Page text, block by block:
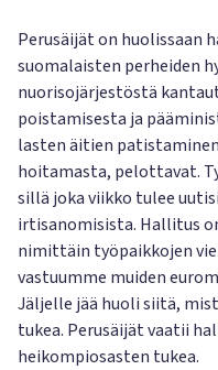
Perusäijät on huolissaan
suomalaisten perheiden
nuorisojärjestöstä
poistamisesta ja
lasten äitien
hoitamasta, pelottavat.
sillä joka viikko tulee
irtisanomisista. Hallitus
nimittäin työpaikkojen
vastuumme muiden
Jäljelle jää huoli siitä,
tukea. Perusäijät vaatii
heikompiosasten tukea.